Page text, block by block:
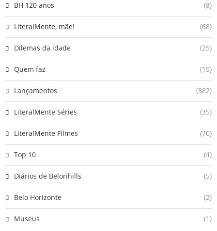
BH 120 anos (8)
LiteralMente, mãe! (68)
Dilemas da idade (25)
Quem faz (15)
Lançamentos (382)
LiteralMente Séries (35)
LiteralMente Filmes (70)
Top 10 (4)
Diários de Belorihills (5)
Belo Horizonte (2)
Museus (1)